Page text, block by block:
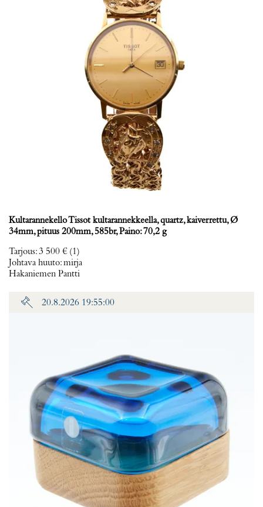
Kultarannekello Tissot kultarannekkeella, quartz, kaiverrettu, Ø
34mm, pituus 200mm, 585br, Paino: 70,2 g
Tarjous:3 500 € (1)
Johtava huuto:mirja
Hakaniemen Pantti
20.8.2026 19:55:00